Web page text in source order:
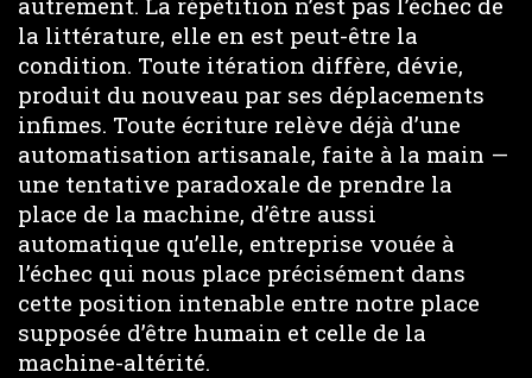
la littérature, elle en est peut-être la
condition. Toute itération diffère, dévie,
produit du nouveau par ses déplacements
infimes. Toute écriture relève déjà d’une
automatisation artisanale, faite à la main —
une tentative paradoxale de prendre la
place de la machine, d’être aussi
automatique qu’elle, entreprise vouée à
l’échec qui nous place précisément dans
cette position intenable entre notre place
supposée d’être humain et celle de la
machine-altérité.